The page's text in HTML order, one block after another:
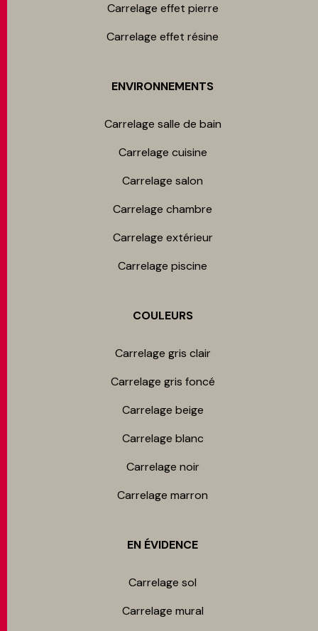
Carrelage effet pierre
Carrelage effet résine
ENVIRONNEMENTS
Carrelage salle de bain
Carrelage cuisine
Carrelage salon
Carrelage chambre​
Carrelage extérieur
Carrelage piscine
COULEURS
Carrelage gris clair
Carrelage gris foncé
Carrelage beige
Carrelage blanc
Carrelage noir
Carrelage marron
EN ÉVIDENCE
Carrelage sol
Carrelage mur​al